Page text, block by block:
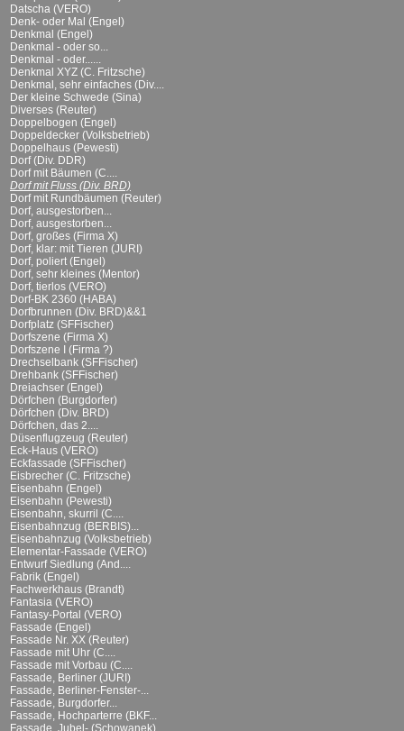
Datscha (VERO)
Denk- oder Mal (Engel)
Denkmal (Engel)
Denkmal - oder so...
Denkmal - oder......
Denkmal XYZ (C. Fritzsche)
Denkmal, sehr einfaches (Div....
Der kleine Schwede (Sina)
Diverses (Reuter)
Doppelbogen (Engel)
Doppeldecker (Volksbetrieb)
Doppelhaus (Pewesti)
Dorf (Div. DDR)
Dorf mit Bäumen (C....
Dorf mit Fluss (Div. BRD)
Dorf mit Rundbäumen (Reuter)
Dorf, ausgestorben...
Dorf, ausgestorben...
Dorf, großes (Firma X)
Dorf, klar: mit Tieren (JURI)
Dorf, poliert (Engel)
Dorf, sehr kleines (Mentor)
Dorf, tierlos (VERO)
Dorf-BK 2360 (HABA)
Dorfbrunnen (Div. BRD)&&1
Dorfplatz (SFFischer)
Dorfszene (Firma X)
Dorfszene I (Firma ?)
Drechselbank (SFFischer)
Drehbank (SFFischer)
Dreiachser (Engel)
Dörfchen (Burgdorfer)
Dörfchen (Div. BRD)
Dörfchen, das 2....
Düsenflugzeug (Reuter)
Eck-Haus (VERO)
Eckfassade (SFFischer)
Eisbrecher (C. Fritzsche)
Eisenbahn (Engel)
Eisenbahn (Pewesti)
Eisenbahn, skurril (C....
Eisenbahnzug (BERBIS)...
Eisenbahnzug (Volksbetrieb)
Elementar-Fassade (VERO)
Entwurf Siedlung (And....
Fabrik (Engel)
Fachwerkhaus (Brandt)
Fantasia (VERO)
Fantasy-Portal (VERO)
Fassade (Engel)
Fassade Nr. XX (Reuter)
Fassade mit Uhr (C....
Fassade mit Vorbau (C....
Fassade, Berliner (JURI)
Fassade, Berliner-Fenster-...
Fassade, Burgdorfer...
Fassade, Hochparterre (BKF...
Fassade, Jubel- (Schowanek)